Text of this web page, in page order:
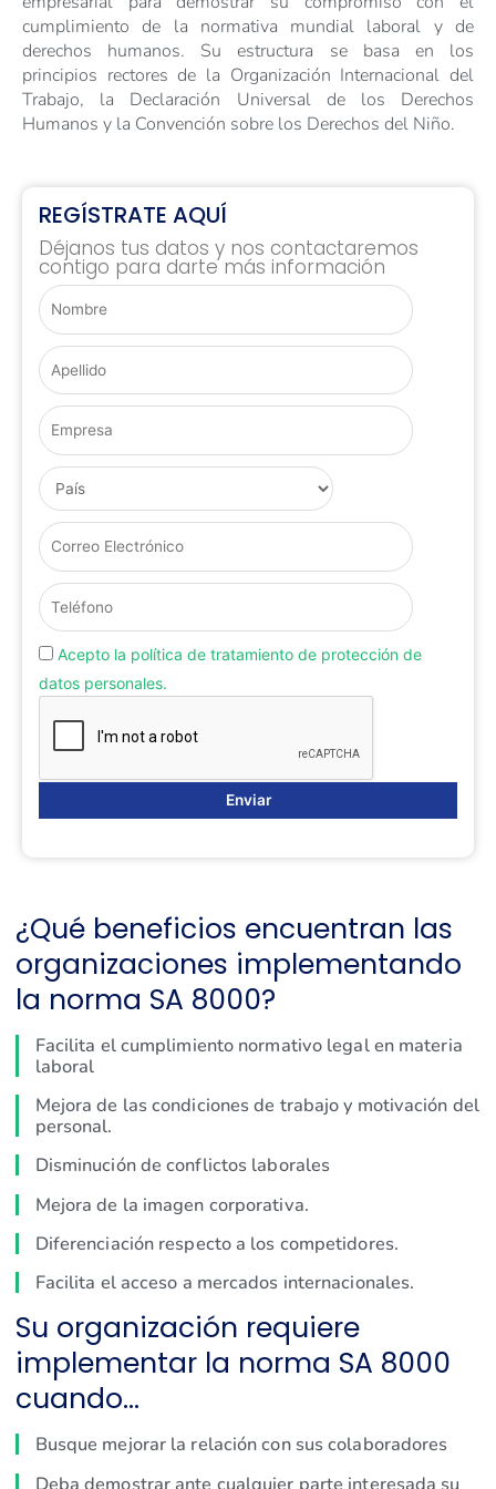
cumplimiento de la normativa mundial laboral y de
derechos humanos. Su estructura se basa en los
principios rectores de la Organización Internacional del
Trabajo, la Declaración Universal de los Derechos
Humanos y la Convención sobre los Derechos del Niño.
REGÍSTRATE AQUÍ
Déjanos tus datos y nos contactaremos
contigo para darte más información
Acepto la política de tratamiento de protección de
datos personales.
¿Qué beneficios encuentran las
organizaciones implementando
la norma SA 8000?
Facilita el cumplimiento normativo legal en materia
laboral
Mejora de las condiciones de trabajo y motivación del
personal.
Disminución de conflictos laborales
Mejora de la imagen corporativa.
Diferenciación respecto a los competidores.
Facilita el acceso a mercados internacionales.
Su organización requiere
implementar la norma SA 8000
cuando…
Busque mejorar la relación con sus colaboradores
Deba demostrar ante cualquier parte interesada su